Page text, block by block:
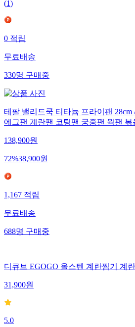
(1)
0적립
무료배송
330명구매중
테팔 밸리드쿡 티타늄 프라이팬
에그팬 계란팬 코팅팬 궁중팬 웍팬 볶
138,900원
72%38,900원
1,167적립
무료배송
688명구매중
디큐브 EGOGO 올스텐 계란찜기 계
31,900원
5.0